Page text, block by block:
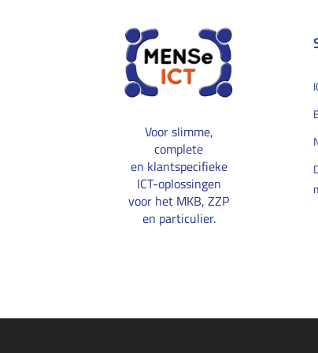
Voor slimme,
complete
en klantspecifieke
ICT-oplossingen
voor het MKB, ZZP
en particulier.